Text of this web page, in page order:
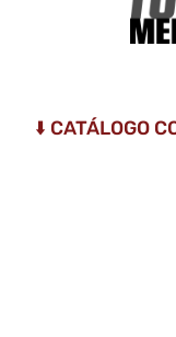
⬇️ CATÁLOGO